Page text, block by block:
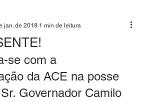
jan. de 2019 1 min de leitura
se com a
da ACE na posse
Governador Camilo